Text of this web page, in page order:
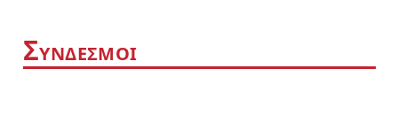
ΣΥΝΔΕΣΜΟΙ